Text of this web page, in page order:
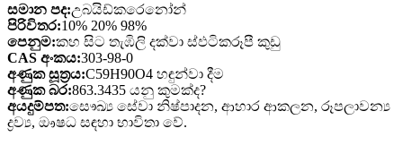
සමාන පද:උබයිඩ්කරෙනෝන්
පිරිවිතර:10% 20% 98%
පෙනුම:කහ සිට තැඹිලි දක්වා ස්ඵටිකරූපී කුඩු
CAS අංකය:303-98-0
අණුක සූත්‍රය:C59H90O4 හඳුන්වා දීම
අණුක බර:863.3435 යනු කුමක්ද?
අයදුම්පත:සෞඛ්‍ය සේවා නිෂ්පාදන, ආහාර ආකලන, රූපලාවන්‍ය
ද්‍රව්‍ය, ඖෂධ සඳහා භාවිතා වේ.